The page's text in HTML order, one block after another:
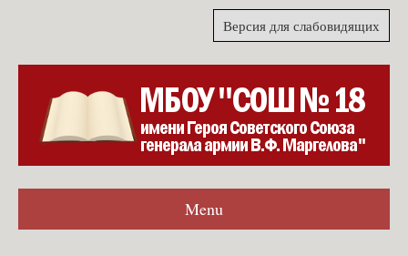
Версия для слабовидящих
Menu